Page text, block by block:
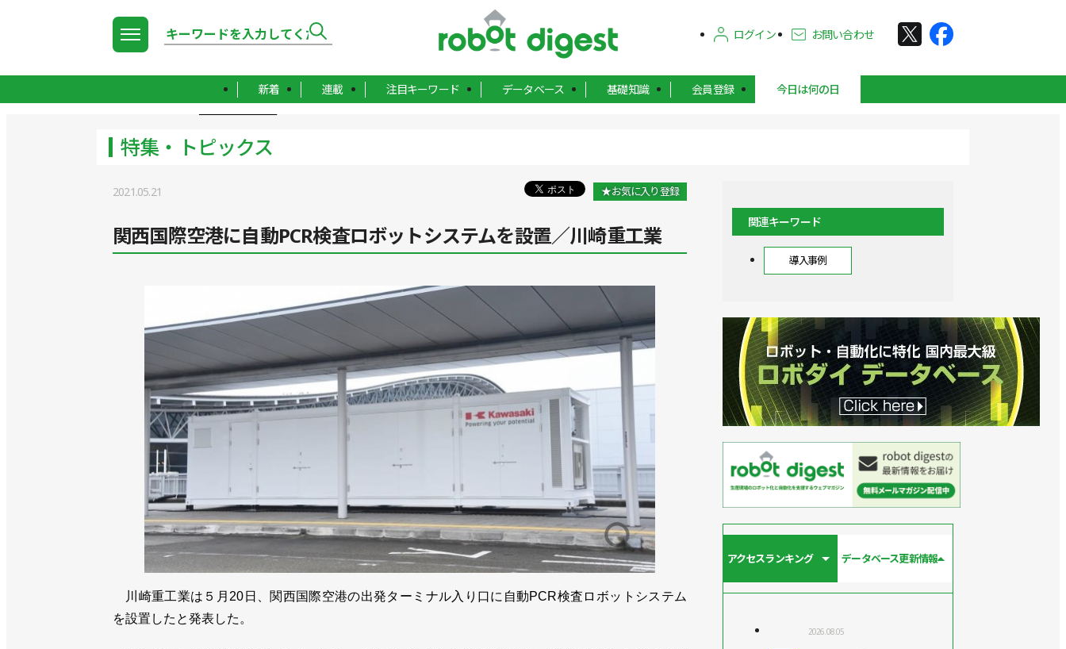
ログイン お問い合わせ
新着 連載 注目キーワード データベース 基礎知識 会員登録 今日は何の日
特集・トピックス
2021.05.21 ★お気に入り登録
関西国際空港に自動PCR検査ロボットシステムを設置／川崎重工業
川崎重工業は５月20日、関西国際空港の出発ターミナル入り口に自動PCR検査ロボットシステム
を設置したと発表した。
関連キーワード
導入事例
アクセスランキング データベース更新情報
2026.08.05